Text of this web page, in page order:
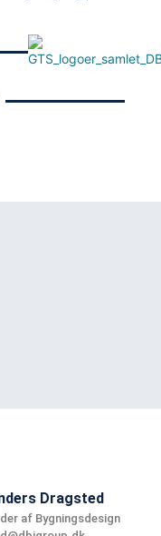
Dragsted
af Bygningsdesign